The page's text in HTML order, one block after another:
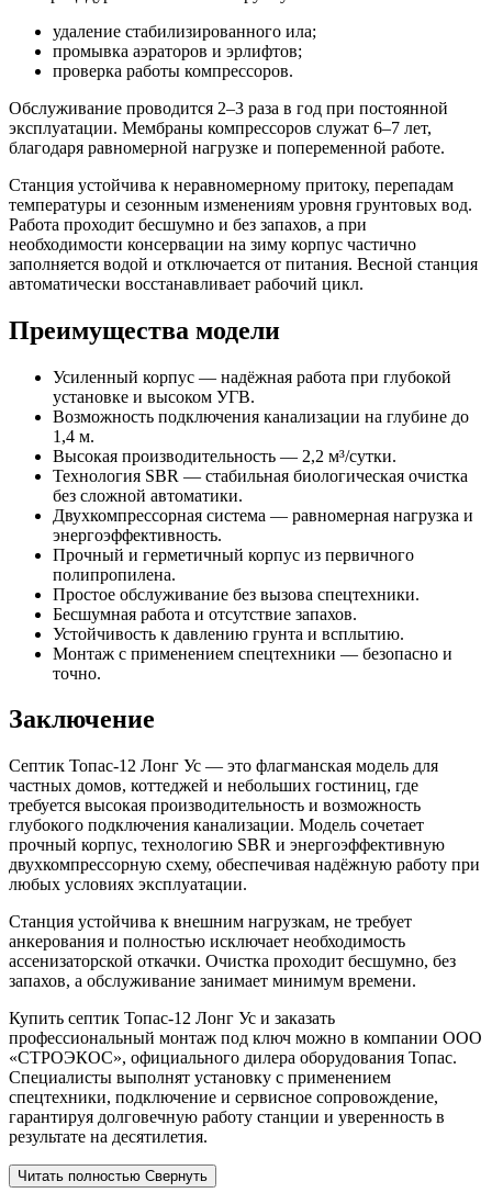
удаление стабилизированного ила;
промывка аэраторов и эрлифтов;
проверка работы компрессоров.
Обслуживание проводится 2–3 раза в год при постоянной
эксплуатации. Мембраны компрессоров служат 6–7 лет,
благодаря равномерной нагрузке и попеременной работе.
Станция устойчива к неравномерному притоку, перепадам
температуры и сезонным изменениям уровня грунтовых вод.
Работа проходит бесшумно и без запахов, а при
необходимости консервации на зиму корпус частично
заполняется водой и отключается от питания. Весной станция
автоматически восстанавливает рабочий цикл.
Преимущества модели
Усиленный корпус — надёжная работа при глубокой
установке и высоком УГВ.
Возможность подключения канализации на глубине до
1,4 м.
Высокая производительность — 2,2 м³/сутки.
Технология SBR — стабильная биологическая очистка
без сложной автоматики.
Двухкомпрессорная система — равномерная нагрузка и
энергоэффективность.
Прочный и герметичный корпус из первичного
полипропилена.
Простое обслуживание без вызова спецтехники.
Бесшумная работа и отсутствие запахов.
Устойчивость к давлению грунта и всплытию.
Монтаж с применением спецтехники — безопасно и
точно.
Заключение
Септик Топас-12 Лонг Ус — это флагманская модель для
частных домов, коттеджей и небольших гостиниц, где
требуется высокая производительность и возможность
глубокого подключения канализации. Модель сочетает
прочный корпус, технологию SBR и энергоэффективную
двухкомпрессорную схему, обеспечивая надёжную работу при
любых условиях эксплуатации.
Станция устойчива к внешним нагрузкам, не требует
анкерования и полностью исключает необходимость
ассенизаторской откачки. Очистка проходит бесшумно, без
запахов, а обслуживание занимает минимум времени.
Купить септик Топас-12 Лонг Ус и заказать
профессиональный монтаж под ключ можно в компании ООО
«СТРОЭКОС», официального дилера оборудования Топас.
Специалисты выполнят установку с применением
спецтехники, подключение и сервисное сопровождение,
гарантируя долговечную работу станции и уверенность в
результате на десятилетия.
Читать полностью Свернуть